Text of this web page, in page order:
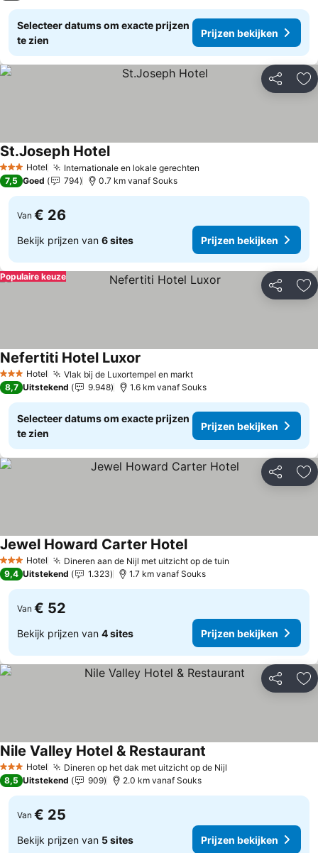
Selecteer datums om exacte prijzen
te zien
Prijzen bekijken
Delen
3 SterrenHotel Internationale en lokale gerechten
St.Joseph HotelPrijzen bekijken
7,5 Goed 794 0.7 km vanaf Souks
Van € 26
Bekijk prijzen van 6 sites Prijzen bekijken
Delen
Populaire keuze
3 SterrenHotel Vlak bij de Luxortempel en marktPrijzen bekijken
Nefertiti Hotel Luxor
8,7 Uitstekend 9.948 1.6 km vanaf Souks
Selecteer datums om exacte prijzen
te zien
Prijzen bekijken
Delen
3 SterrenHotel Dineren aan de Nijl met uitzicht op de tuin
Jewel Howard Carter HotelPrijzen bekijken
9,4 Uitstekend 1.323 1.7 km vanaf Souks
Van € 52
Bekijk prijzen van 4 sites Prijzen bekijken
Delen
3 SterrenHotel Dineren op het dak met uitzicht op de Nijl
Nile Valley Hotel & Restaurant
8,5 Uitstekend 909 2.0 km vanaf Souks
Van € 25
Bekijk prijzen van 5 sites Prijzen bekijken